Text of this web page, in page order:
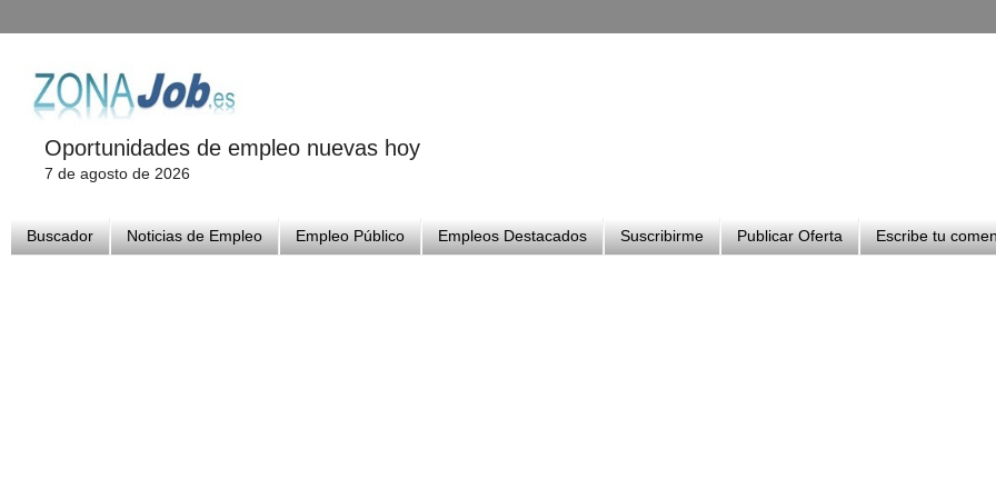
Oportunidades de empleo nuevas hoy
7 de agosto de 2026
Buscador Noticias de Empleo Empleo Público Empleos Destacados Suscribirme Publicar Oferta Escribe tu